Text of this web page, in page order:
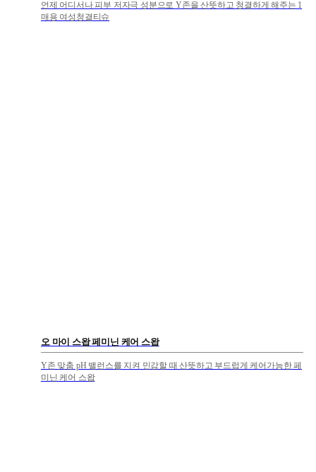
언제 어디서나 피부 저자극 성분으로 Y존을 산뜻하고 청결하게 해주는 1
매용 여성청결티슈
오 마이 스왑 페미닌 케어 스왑
Y존 맞춤 pH 밸런스를 지켜 민감할 때 산뜻하고 부드럽게 케어가능한 페
미닌 케어 스왑